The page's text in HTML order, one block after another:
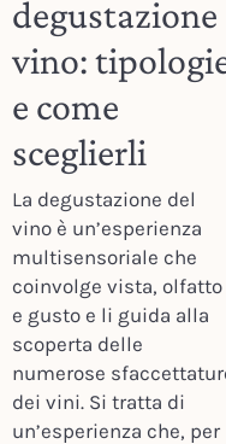
degustazione
vino:
e come
sceglierli
La degustazione del
vino è un’esperienza
multisensoriale che
coinvolge vista, olfatto
e gusto e li guida alla
scoperta delle
numerose
dei vini. Si tratta di
un’esperienza che, per